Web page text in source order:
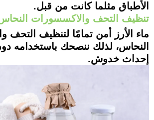
الأطباق مثلما كانت من قبل.
تنظيف التحف والاكسسورات
ماء الأرز أمن تمامًا لتنظيف التحف
النحاس، لذلك ننصحك باستخدامه
إحداث خدوش.